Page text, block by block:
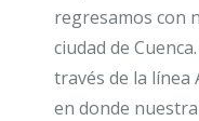
regresamos con
ciudad de
través de la línea
en donde